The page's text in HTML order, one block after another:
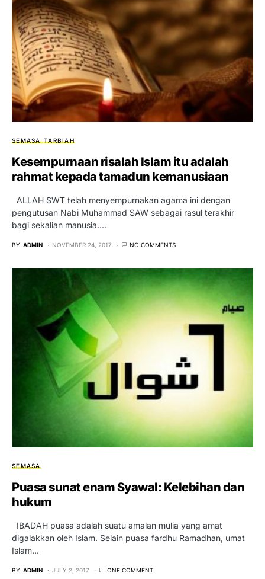
SEMASA TARBIAH
Kesempurnaan risalah Islam itu adalah
rahmat kepada tamadun kemanusiaan
ALLAH SWT telah menyempurnakan agama ini dengan
pengutusan Nabi Muhammad SAW sebagai rasul terakhir
bagi sekalian manusia.…
BY ADMIN NOVEMBER 24, 2017 NO COMMENTS
SEMASA
Puasa sunat enam Syawal: Kelebihan dan
hukum
IBADAH puasa adalah suatu amalan mulia yang amat
digalakkan oleh Islam. Selain puasa fardhu Ramadhan, umat
Islam…
BY ADMIN JULY 2, 2017 ONE COMMENT